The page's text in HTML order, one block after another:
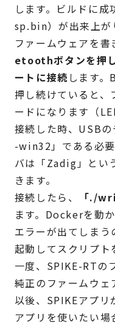
します。ビルドに
sp.bin）が出来上が
ファームウェアを
etoothボタンを押
ートに接続します
押し続けていると、
ードになります（
接続した時、USB
-win32」である必
バは「Zadig」とい
きます。
接続したら、
「./
ます。Dockerを動
エラーが出てしま
起動してスクリプト
一度、SPIKE-RTの
純正のファームウェ
以後、SPIKEアプリ
アプリを使いたい場